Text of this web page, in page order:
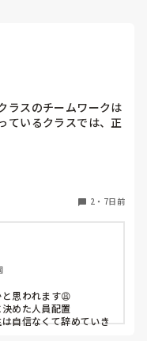
ラスのチームワークは
ているクラスでは、正
しています。ボス的な
出来たら肩の力が抜け
2 ・ 7日前
思われます😩
めた人員配置
自信なくて辞めていき